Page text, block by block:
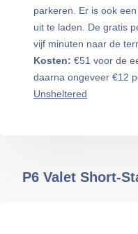
parkeren. Er is ook
uit te laden. De gratis
vijf minuten naar de
Kosten: €51 voor de
daarna ongeveer €12
Unsheltered
P6 Valet Short-